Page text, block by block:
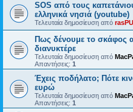
SOS από τους
ελληνικά νησιά (youtube)
Τελευταία δημοσίευση από
Πως δένουμε το σκάφος
διανυκτέρε
Τελευταία δημοσίευση από
Απαντήσεις: 1
Έχεις ποδήλατο; Πότε
ευρώ
Τελευταία δημοσίευση από
Απαντήσεις: 1